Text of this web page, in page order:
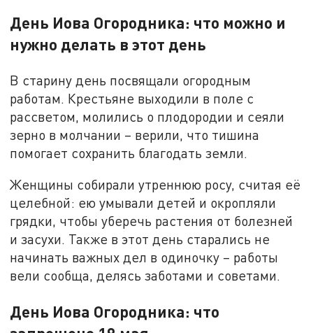
День Иова Огородника: что можно и
нужно делать в этот день
В старину день посвящали огородным
работам. Крестьяне выходили в поле с
рассветом, молились о плодородии и сеяли
зерно в молчании – верили, что тишина
помогает сохранить благодать земли.
Женщины собирали утреннюю росу, считая её
целебной: ею умывали детей и окропляли
грядки, чтобы уберечь растения от болезней
и засухи. Также в этот день старались не
начинать важных дел в одиночку – работы
вели сообща, делясь заботами и советами.
День Иова Огородника: что